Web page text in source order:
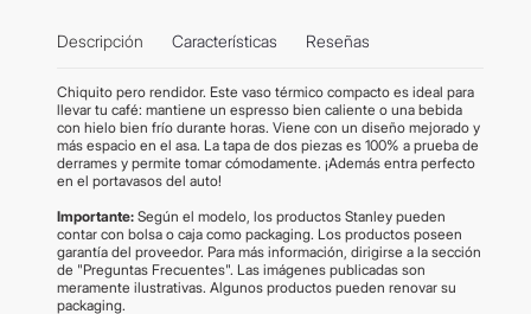
Descripción Características Reseñas
Chiquito pero rendidor. Este vaso térmico compacto es ideal para
llevar tu café: mantiene un espresso bien caliente o una bebida
con hielo bien frío durante horas. Viene con un diseño mejorado y
más espacio en el asa. La tapa de dos piezas es 100% a prueba de
derrames y permite tomar cómodamente. ¡Además entra perfecto
en el portavasos del auto!
Importante: Según el modelo, los productos Stanley pueden
contar con bolsa o caja como packaging. Los productos poseen
garantía del proveedor. Para más información, dirigirse a la sección
de "Preguntas Frecuentes". Las imágenes publicadas son
meramente ilustrativas. Algunos productos pueden renovar su
packaging.